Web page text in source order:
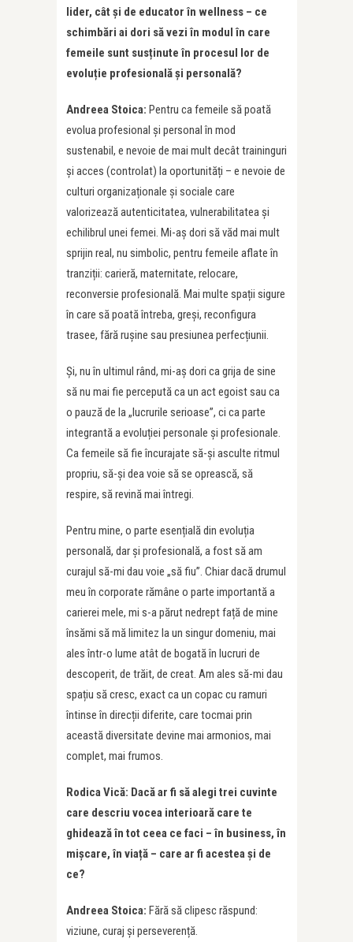
lider, cât și de educator în wellness – ce
schimbări ai dori să vezi în modul în care
femeile sunt susținuteîn procesul lor de
evoluție profesională și personal ă?
Andreea Stoica: Pentru ca femeile să poată
evolua profesional și personal în mod
sustenabil, e nevoie de mai mult decât traininguri
și acces (controlat) la oportunități – e nevoie de
culturi organizaționale și sociale care
valorizează autenticitatea, vulnerabilitatea și
echilibrul unei femei. Mi-aș dori să văd mai mult
sprijin real, nu simbolic, pentru femeile aflate în
tranziții: carieră, maternitate, relocare,
reconversie profesională. Mai multe spații sigure
în care să poată întreba, greși, reconfigura
trasee, fără rușine sau presiunea perfecțiunii.
Și, nu în ultimul rând, mi-aș dori ca grija de sine
să nu mai fie percepută ca un act egoist sau ca
o pauză de la „lucrurile serioase”, ci ca parte
integrantă a evoluției personale și profesionale.
Ca femeile să fie încurajate să-și asculte ritmul
propriu, să-și dea voie să se oprească, să
respire, să revină mai întregi.
Pentru mine, o parte esențială din evoluția
personală, dar și profesională, a fost să am
curajul să-mi dau voie „să fiu”. Chiar dacă drumul
meu în corporate rămâne o parte importantă a
carierei mele, mi s-a părut nedrept față de mine
însămi să mă limitez la un singur domeniu, mai
ales într-o lume atât de bogată în lucruri de
descoperit, de trăit, de creat. Am ales să-mi dau
spațiu să cresc, exact ca un copac cu ramuri
întinse în direcții diferite, care tocmai prin
această diversitate devine mai armonios, mai
complet, mai frumos.
Rodica Vică: Dacă ar fi să alegi trei cuvinte
care descriu vocea interioară care te
ghidează în tot ceea ce faci – în business, în
mișcare, în viață – care ar fi acestea și de
ce?
Andreea Stoica: Fără să clipesc răspund:
viziune, curaj și perseverență.